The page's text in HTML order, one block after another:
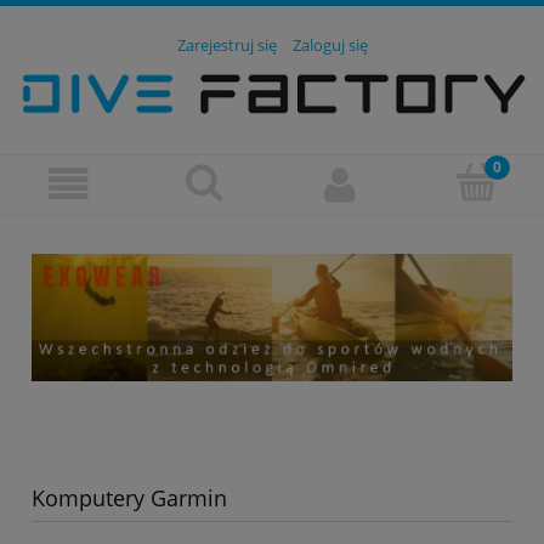
Zarejestruj się Zaloguj się
Komputery Garmin